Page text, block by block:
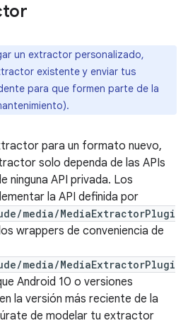
un extractor personalizado,
existente y enviar tus
para que formen parte de la
para un formato nuevo,
solo dependa de las APIs
ninguna API privada. Los
la API definida por
media/MediaExtractorPlugi
wrappers de conveniencia de
media/MediaExtractorPlugi
Android 10 o versiones
la versión más reciente de la
de modelar tu extractor